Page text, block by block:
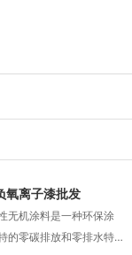
氧离子漆批发
无机涂料是一种环保涂
的零碳排放和零排水特